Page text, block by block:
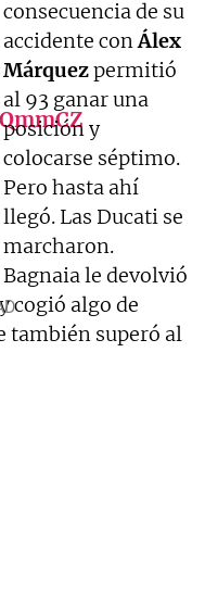
consecuencia de su
accidente conÁlex
Márquezpermitió
al 93 ganar una
posición y
colocarse séptimo.
Pero hasta ahí
llegó. Las Ducati se
marcharon.
Bagnaia le devolvió
cogió algo de
también superó al